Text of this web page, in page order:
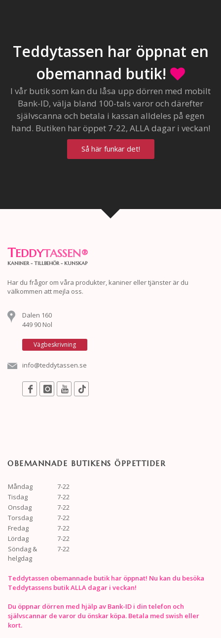
Teddytassen har öppnat en
obemannad butik!
I vår butik som kan du låsa upp dörren med mobilt
Bank-ID, välja bland 100-tals varor och därefter
självscanna och betala i kassan alldeles på egen
hand. Butiken har öppet 7-22, ALLA dagar i veckan!
Så här funkar det!
TEDDYTASSEN®
KANINER - TILLBEHÖR - KUNSKAP
Har du frågor om våra produkter, kaniner eller tjänster är du
välkommen att mejla oss.
Dalen 160
449 90 Nol
Vägbeskrivning
info@teddytassen.se
OBEMANNADE BUTIKENS ÖPPETTIDER
Måndag
7-22
Tisdag
7-22
Onsdag
7-22
Torsdag
7-22
Fredag
7-22
Lördag
7-22
Söndag &
helgdag
7-22
Teddytassen obemannade butik har öppnat! Nu kan du besöka
Teddytassens butik ALLA dagar i veckan!
Du öppnar dörren med hjälp av Bank-ID i din telefon och
självscannar de varor du önskar köpa. Betala med swish eller
kort.